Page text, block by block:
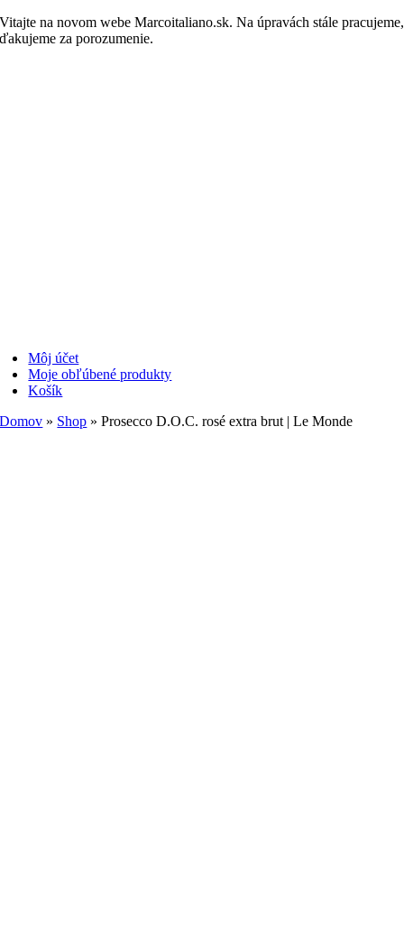
Skip
to
Vitajte na novom webe Marcoitaliano.sk. Na úpravách stále pracujeme,
ďakujeme za porozumenie.
Môj účet
Moje obľúbené produkty
Košík
Domov » Shop »Prosecco D.O.C. rosé extra brut | Le Monde